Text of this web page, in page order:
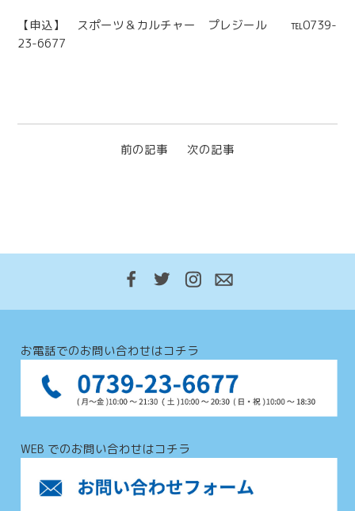
【申込】 スポーツ＆カルチャー プレジール ℡0739-
23-6677
前の記事 次の記事
お電話でのお問い合わせはコチラ
WEB でのお問い合わせはコチラ